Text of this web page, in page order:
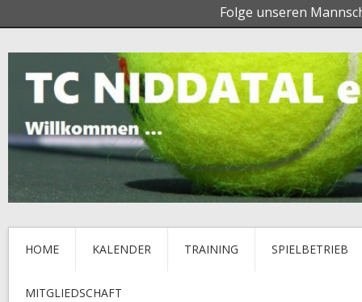
HOME KALENDER TRAINING SPIELBETRIEB
MITGLIEDSCHAFT
Folge unseren